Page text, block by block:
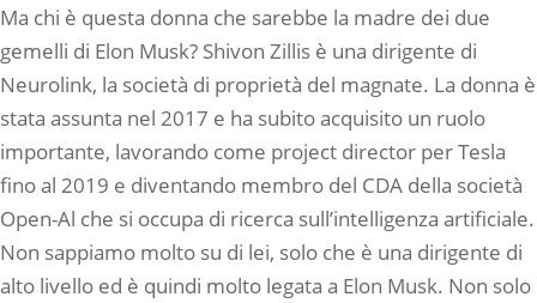
Ma chi è questa donna che sarebbe la madre dei due
gemelli di Elon Musk? Shivon Zillis è una dirigente di
Neurolink, la società di proprietà del magnate. La donna è
stata assunta nel 2017 e ha subito acquisito un ruolo
importante, lavorando come project director per Tesla
fino al 2019 e diventando membro del CDA della società
Open-Al che si occupa di ricerca sull’intelligenza artificiale.
Non sappiamo molto su di lei, solo che è una dirigente di
alto livello ed è quindi molto legata a Elon Musk. Non solo